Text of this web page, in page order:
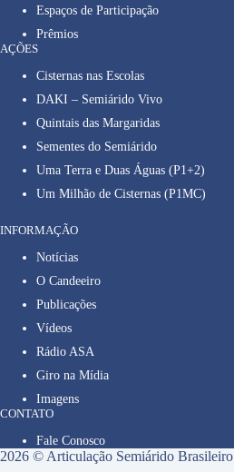
Espaços de Participação
Prêmios
AÇÕES
Cisternas nas Escolas
DAKI – Semiárido Vivo
Quintais das Margaridas
Sementes do Semiárido
Uma Terra e Duas Águas (P1+2)
Um Milhão de Cisternas (P1MC)
INFORMAÇÃO
Notícias
O Candeeiro
Publicações
Vídeos
Rádio ASA
Giro na Mídia
Imagens
CONTATO
Fale Conosco
2026 © Articulação Semiárido Brasileiro